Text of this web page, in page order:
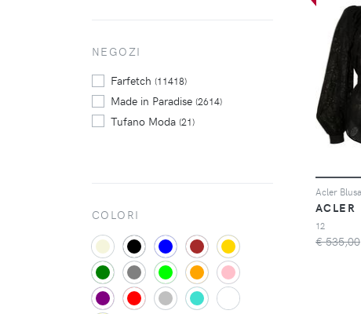
ACLER
12
€ 535,00
Valentino
NEGOZI
Farfetch (11418)
Made in Paradise (2614)
Tufano Moda (21)
COLORI